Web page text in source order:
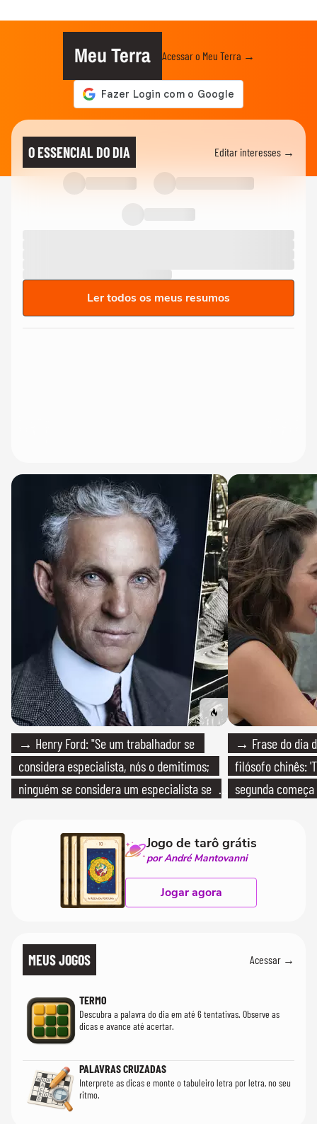
Meu Terra Acessar o Meu Terra →
O ESSENCIAL DO DIA Editar interesses →
Ler todos os meus resumos
→ Henry Ford: "Se um trabalhador se
considera especialista, nós o demitimos;
ninguém se considera um especialista se
→ Frase do dia
filósofo chinês:
segunda
Jogo de tarô grátis
por André Mantovanni
Jogar agora
MEUS JOGOS Acessar →
TERMO
Descubra a palavra do dia em até 6 tentativas. Observe as
dicas e avance até acertar.
PALAVRAS CRUZADAS
Interprete as dicas e monte o tabuleiro letra por letra, no seu
ritmo.